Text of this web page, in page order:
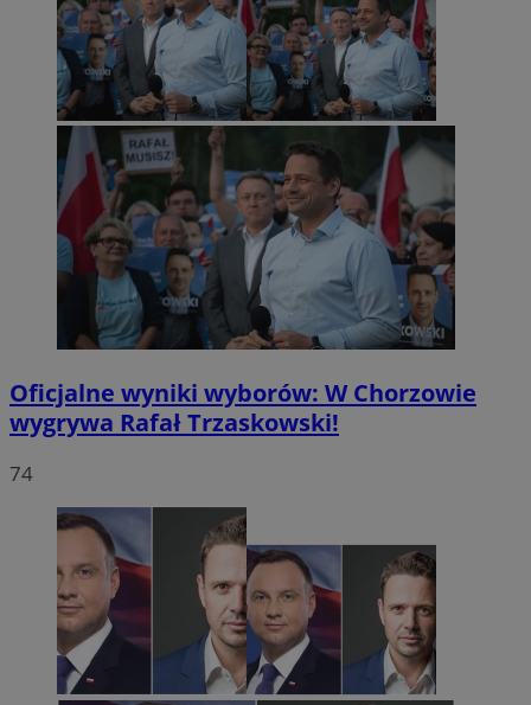
Oficjalne wyniki wyborów: W Chorzowie
wygrywa Rafał Trzaskowski!
74